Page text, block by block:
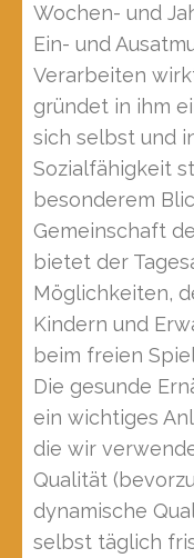
Wochen- und
Ein- und
Verarbeiten
gründet in ihm
sich selbst und
Sozialfähigkeit
besonderem
Gemeinschaft
bietet der
Möglichkeiten,
Kindern und
beim freien
Die gesunde
ein wichtiges
die wir
Qualität
dynamische
selbst täglich